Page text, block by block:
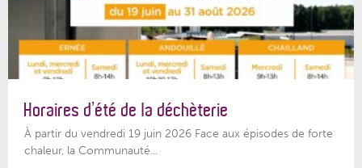
Horaires d’été de la déchèterie
À partir du vendredi 19 juin 2026 Face aux épisodes de forte
chaleur, la Communauté...